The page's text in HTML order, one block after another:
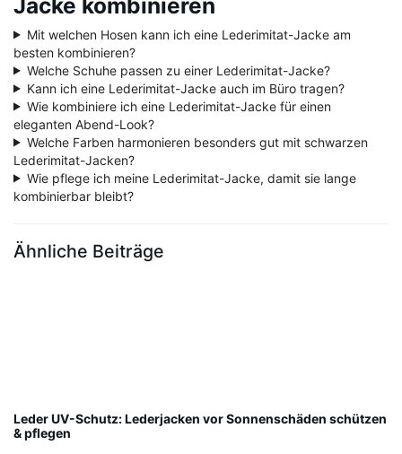
Mit welchen Hosen kann ich eine Lederimitat-Jacke am
besten kombinieren?
Welche Schuhe passen zu einer Lederimitat-Jacke?
Kann ich eine Lederimitat-Jacke auch im Büro tragen?
Wie kombiniere ich eine Lederimitat-Jacke für einen
eleganten Abend-Look?
Welche Farben harmonieren besonders gut mit schwarzen
Lederimitat-Jacken?
Wie pflege ich meine Lederimitat-Jacke, damit sie lange
kombinierbar bleibt?
Ähnliche Beiträge
Leder UV-Schutz: Lederjacken vor Sonnenschäden schützen
& pflegen